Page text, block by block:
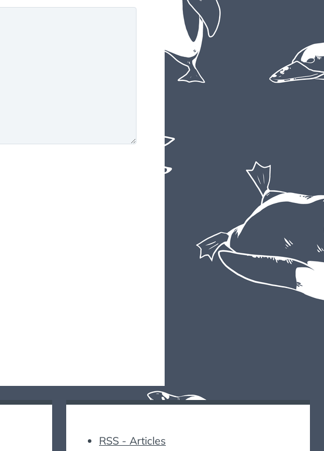
RSS - Articles